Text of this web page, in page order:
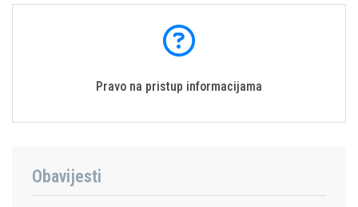
Pravo na pristup informacijama
Obavijesti